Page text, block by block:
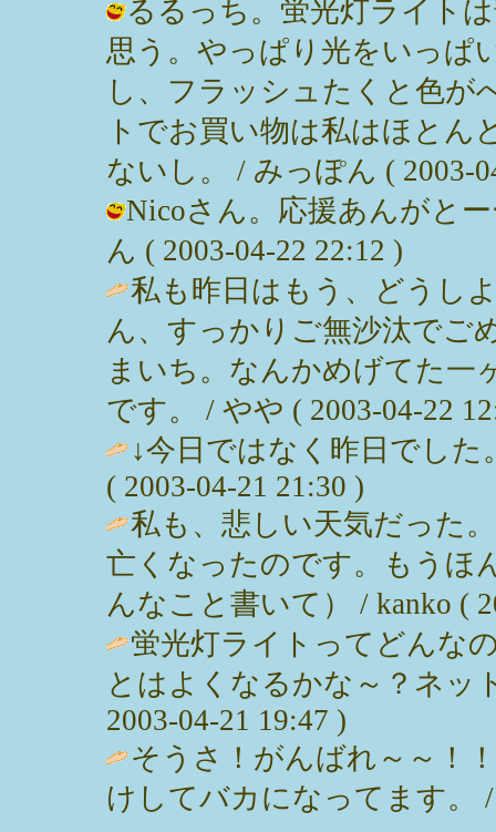
るるっち。蛍光灯ライト
思う。やっぱり光をいっぱ
し、フラッシュたくと色が
トでお買い物は私はほとん
ないし。 / みっぽん ( 2003-
Nicoさん。応援あんがと
ん ( 2003-04-22 22:12 )
私も昨日はもう、どうし
ん、すっかりご無沙汰でご
まいち。なんかめげてた一
です。 / やや ( 2003-04-22
↓今日ではなく昨日でし
( 2003-04-21 21:30 )
私も、悲しい天気だった
亡くなったのです。もうほ
んなこと書いて） / kanko (
蛍光灯ライトってどんな
とはよくなるかな～？ネッ
2003-04-21 19:47 )
そうさ！がんばれ～～！
けしてバカになってます。 /